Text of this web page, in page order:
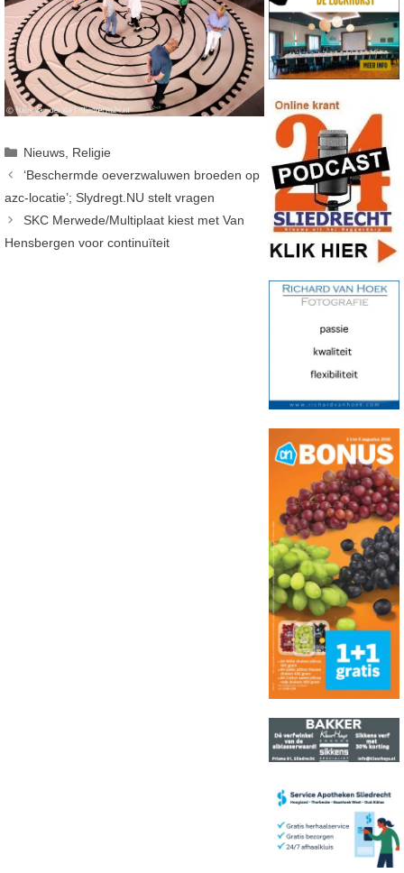
Categorieën
Nieuws, Religie
‘Beschermde oeverzwaluwen broeden op
azc-locatie’; Slydregt.NU stelt vragen
SKC Merwede/Multiplaat kiest met Van
Hensbergen voor continuïteit